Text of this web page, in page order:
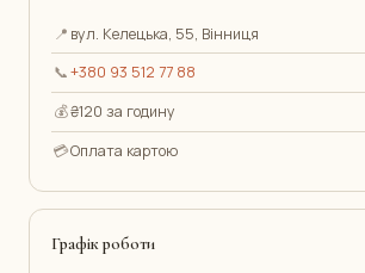
📍 вул. Келецька, 55, Вінниця
📞+380 93 512 77 88
💰₴120 за годину
💳Оплата картою
Графік роботи